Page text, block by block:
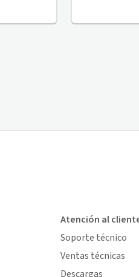
Atención al
Soporte técnico
Ventas técnicas
Descargas